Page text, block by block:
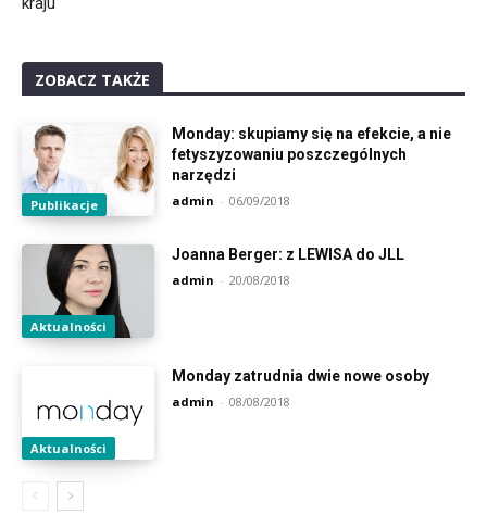
ZOBACZ TAKŻE
Publikacje
Monday: skupiamy się na efekcie, a nie
fetyszyzowaniu poszczególnych
narzędzi
admin - 06/09/2018
Aktualności
Joanna Berger: z LEWISA do JLL
admin - 20/08/2018
Aktualności
Monday zatrudnia dwie nowe osoby
admin - 08/08/2018